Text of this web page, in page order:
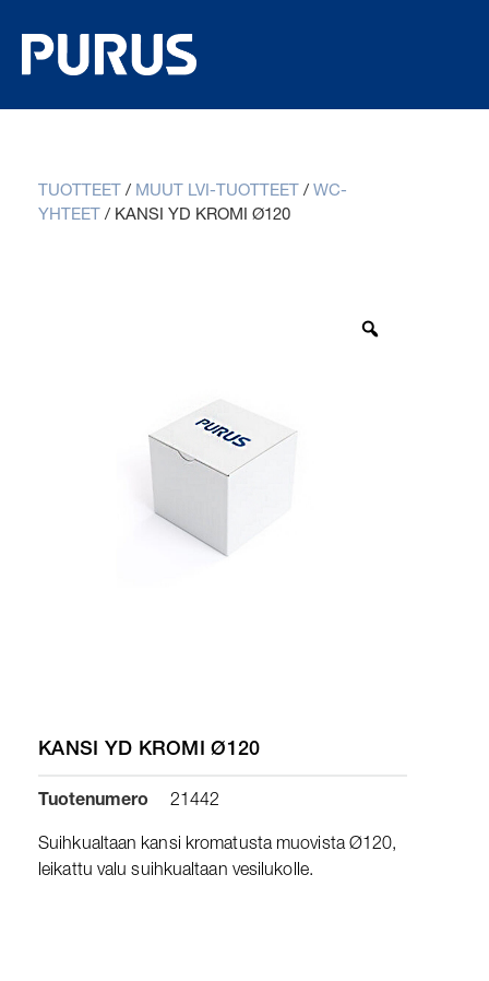
TUOTTEET / MUUT LVI-TUOTTEET / WC-
YHTEET / KANSI YD KROMI Ø120
KANSI YD KROMI Ø120
Tuotenumero 21442
Suihkualtaan kansi kromatusta muovista Ø120,
leikattu valu suihkualtaan vesilukolle.